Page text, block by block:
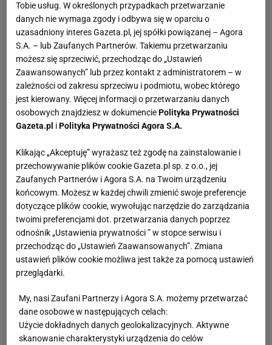
Tobie usług. W określonych przypadkach przetwarzanie
danych nie wymaga zgody i odbywa się w oparciu o
uzasadniony interes Gazeta.pl, jej spółki powiązanej – Agora
S.A. – lub Zaufanych Partnerów. Takiemu przetwarzaniu
możesz się sprzeciwić, przechodząc do „Ustawień
Zaawansowanych” lub przez kontakt z administratorem – w
zależności od zakresu sprzeciwu i podmiotu, wobec którego
jest kierowany. Więcej informacji o przetwarzaniu danych
osobowych znajdziesz w dokumenciePolityka Prywatności
Gazeta.pl iPolityka Prywatności Agora S.A.
Klikając „Akceptuję” wyrażasz też zgodę na zainstalowanie i
przechowywanie plików cookie Gazeta.pl sp. z o.o., jej
Zaufanych Partnerów i Agora S.A. na Twoim urządzeniu
końcowym. Możesz w każdej chwili zmienić swoje preferencje
dotyczące plików cookie, wywołując narzędzie do zarządzania
twoimi preferencjami dot. przetwarzania danych poprzez
odnośnik „Ustawienia prywatności ” w stopce serwisu i
przechodząc do „Ustawień Zaawansowanych”. Zmiana
ustawień plików cookie możliwa jest także za pomocą ustawień
przeglądarki.
My, nasi Zaufani Partnerzy i Agora S.A. możemy przetwarzać
dane osobowe w następujących celach:
Użycie dokładnych danych geolokalizacyjnych. Aktywne
skanowanie charakterystyki urządzenia do celów